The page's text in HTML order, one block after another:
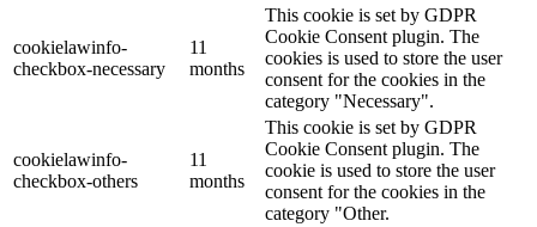
cookielawinfo-
checkbox-necessary
11
months
This cookie is set by GDPR
Cookie Consent plugin. The
cookies is used to store the user
consent for the cookies in the
category "Necessary".
cookielawinfo-
checkbox-others
11
months
This cookie is set by GDPR
Cookie Consent plugin. The
cookie is used to store the user
consent for the cookies in the
category "Other.